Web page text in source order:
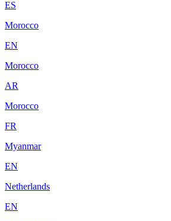
ES
Morocco
EN
Morocco
AR
Morocco
FR
Myanmar
EN
Netherlands
EN